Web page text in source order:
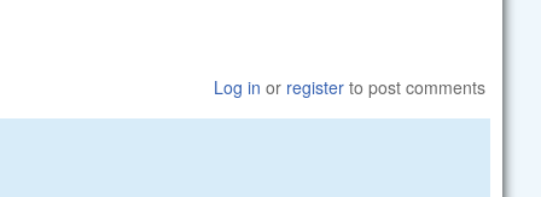
Log in or register to post comments